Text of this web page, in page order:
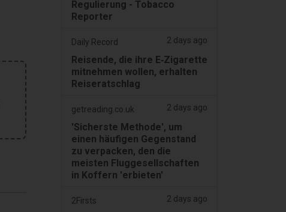
Regulierung - Tobacco
Reporter
Daily Record 2 days ago
Reisende, die ihre E‑Zigarette
mitnehmen wollen, erhalten
Reiseratschlag
getreading.co.uk 2 days ago
'Sicherste Methode', um
einen häufigen Gegenstand
zu verpacken, den die
meisten Fluggesellschaften
in Koffern 'erbieten'
2Firsts 2 days ago